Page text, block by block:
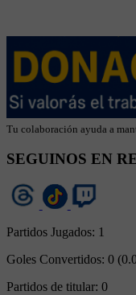
Tu colaboración ayuda a
SEGUINOS EN
Partidos Jugados: 1
Goles Convertidos: 0
Partidos de titular: 0